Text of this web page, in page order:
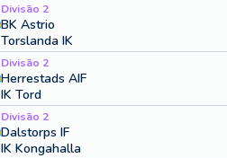
Divisão 2
BK Astrio
Torslanda IK
Divisão 2
Herrestads AIF
IK Tord
Divisão 2
Dalstorps IF
IK Kongahalla